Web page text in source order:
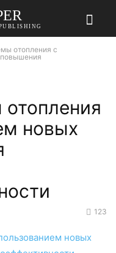
отопления с
повышения
новых
123